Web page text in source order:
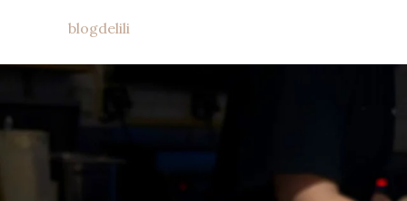
blogdelili